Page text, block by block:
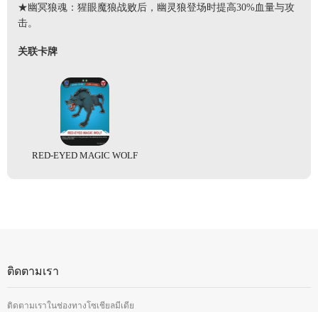
★幽冥狼魂：猩眼魔狼战败后，幽灵狼登场时提高30%血量与攻
击。
关联卡牌
RED-EYED MAGIC WOLF
ติดตามเรา
ติดตามเราในช่องทางโซเชียลมีเดีย